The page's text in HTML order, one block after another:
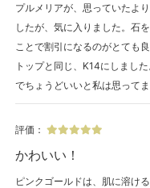
プルメリアが、思っていたよ
したが、気に入りました。石
ことで割引になるのがとても
トップと同じ、K14にしまし
でちょうどいいと私は思って
評価：
かわいい！
ピンクゴールドは、肌に溶け